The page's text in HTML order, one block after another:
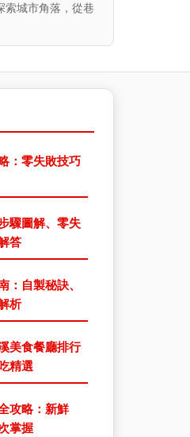
索城市角落，從巷
：零失敗技巧
驟圖解、零失
答
：自製秘訣、
析
美食餐廳排行
精選
攻略：新鮮
掌握